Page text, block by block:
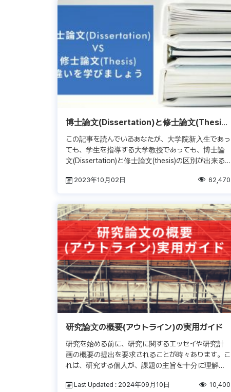
博士論文(Dissertation)と修士論文(Thesis)
の主な違い
この記事を読んでいるあなたが、大学院新入生であっ
ても、学生を指導する大学教授であっても、博士論
文(Dissertation)と修士論文(thesis)の区別が出来る
重要な要素 […]
2023年10月02日 62,470
研究論文の概要(アウトライン)の実用ガイド
研究を始める前に、研究に関するエッセイや研究計
画の概要の提出を要求されることが時々あります。こ
れは、研究する個人が、課題の主旨を十分に理解し
究論文の構成を熟慮している事を証明 […]
Last Updated : 2024年09月10日 10,400